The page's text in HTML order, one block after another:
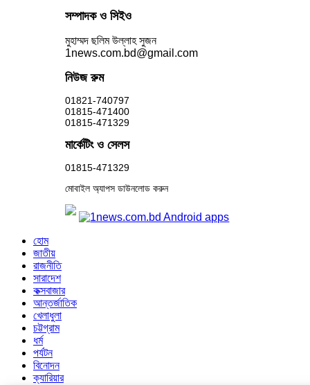
সম্পাদক ও সিইও
মুহাম্মদ ছলিম উল্লাহ সুজন
1news.com.bd@gmail.com
নিউজ রুম
01821-740797
01815-471400
01815-471329
মার্কেটিং ও সেলস
01815-471329
মোবাইল অ্যাপস ডাউনলোড করুন
হোম
জাতীয়
রাজনীতি
সারাদেশ
কক্সবাজার
আন্তর্জাতিক
খেলাধুলা
চট্টগ্রাম
ধর্ম
পর্যটন
বিনোদন
ক্যারিয়ার